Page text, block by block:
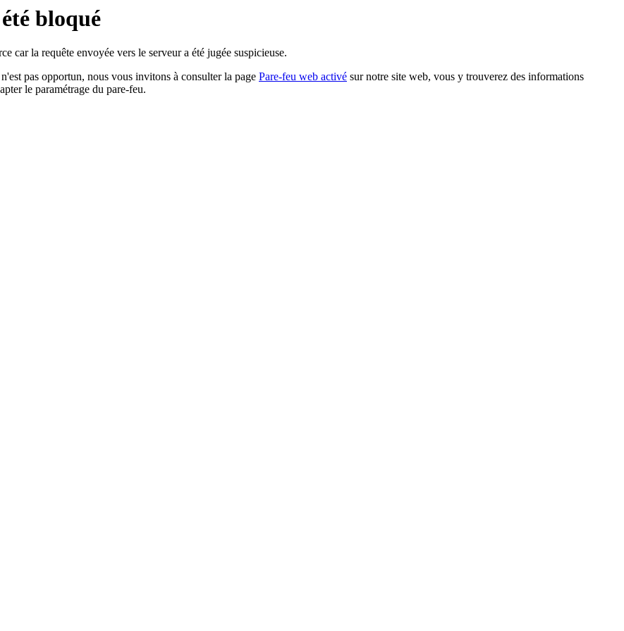
bloqué
car la requête envoyée vers le serveur a été jugée suspicieuse.
pas opportun, nous vous invitons à consulter la page Pare-feu web activé sur notre site web, vous y trouverez des informations
le paramétrage du pare-feu.